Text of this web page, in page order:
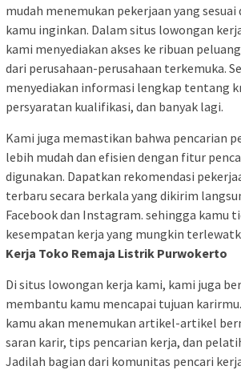
mudah menemukan pekerjaan yang
kamu inginkan. Dalam situs lowongan
kami menyediakan akses ke ribuan
dari perusahaan-perusahaan terkemuka.
menyediakan informasi lengkap tentang
persyaratan kualifikasi, dan banyak lagi.
Kami juga memastikan bahwa pencarian
lebih mudah dan efisien dengan fitur
digunakan. Dapatkan rekomendasi
terbaru secara berkala yang dikirim
Facebook dan Instagram. sehingga kamu
kesempatan kerja yang mungkin
Kerja Toko Remaja Listrik Purwokerto
Di situs lowongan kerja kami, kami juga
membantu kamu mencapai tujuan
kamu akan menemukan artikel-artikel
saran karir, tips pencarian kerja, dan
Jadilah bagian dari komunitas pencari